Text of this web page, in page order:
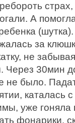
А
за
не
Через 30мин
не было.
каталась
уже гоняла
фонарики,